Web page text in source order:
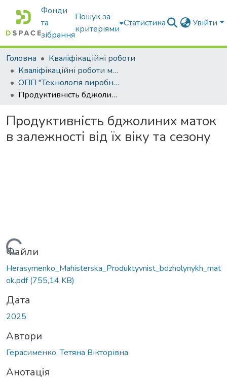
Фонди
та
зібрання
Пошук за
критеріями
Статистика Увійти
Головна
Кваліфікаційні роботи
Кваліфікаційні роботи магістрів
ОПП "Технологія виробництва і переробки продукції тваринництва"
Продуктивність бджолиних маток в залежності від їх віку та сезону
Продуктивність бджолиних маток
в залежності від їх віку та сезону
Вантажиться...
Файли
Herasymenko_Mahisterska_Produktyvnist_bdzholynykh_mat
ok.pdf(755,14 KB)
Дата
2025
Автори
Герасименко, Тетяна Вікторівна
Анотація